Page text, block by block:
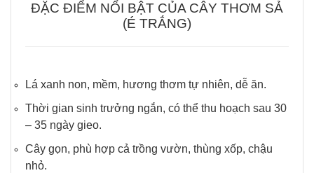
ĐẶC ĐIỂM NỔI BẬT CỦA CÂY THƠM SẢ
(É TRẮNG)
Lá xanh non, mềm, hương thơm tự nhiên, dễ ăn.
Thời gian sinh trưởng ngắn, có thể thu hoạch sau 30
– 35 ngày gieo.
Cây gọn, phù hợp cả trồng vườn, thùng xốp, chậu
nhỏ.